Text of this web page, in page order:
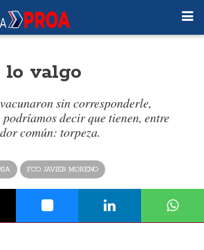
lo valgo
sin corresponderle,
decir que tienen, entre
común: torpeza.
FCO. JAVIER MORENO